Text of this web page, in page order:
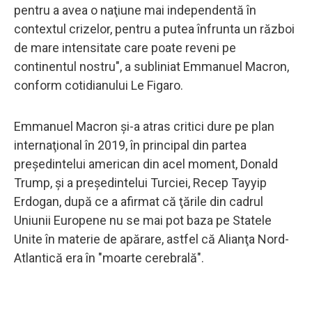
pentru a avea o naţiune mai independentă în
contextul crizelor, pentru a putea înfrunta un război
de mare intensitate care poate reveni pe
continentul nostru", a subliniat Emmanuel Macron,
conform cotidianului Le Figaro.
Emmanuel Macron şi-a atras critici dure pe plan
internaţional în 2019, în principal din partea
preşedintelui american din acel moment, Donald
Trump, şi a preşedintelui Turciei, Recep Tayyip
Erdogan, după ce a afirmat că ţările din cadrul
Uniunii Europene nu se mai pot baza pe Statele
Unite în materie de apărare, astfel că Alianţa Nord-
Atlantică era în "moarte cerebrală".